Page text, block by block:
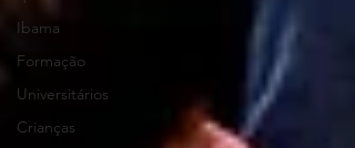
Ibama
Formação
Universitários
Crianças